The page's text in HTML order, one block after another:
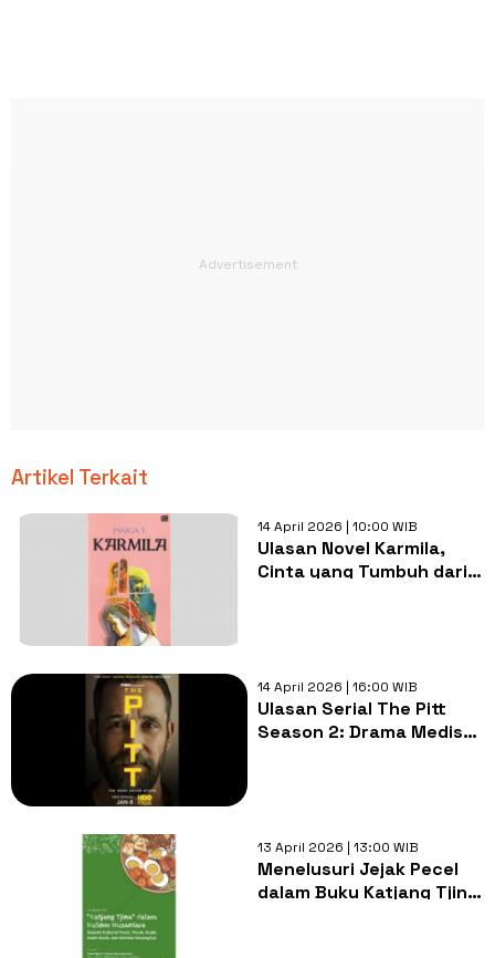
Artikel Terkait
14 April 2026 | 10:00 WIB
Ulasan Novel Karmila,
Cinta yang Tumbuh dari
14 April 2026 | 16:00 WIB
Ulasan Serial The Pitt
Season 2: Drama Medis
13 April 2026 | 13:00 WIB
Menelusuri Jejak Pecel
dalam Buku Katjang Tjina